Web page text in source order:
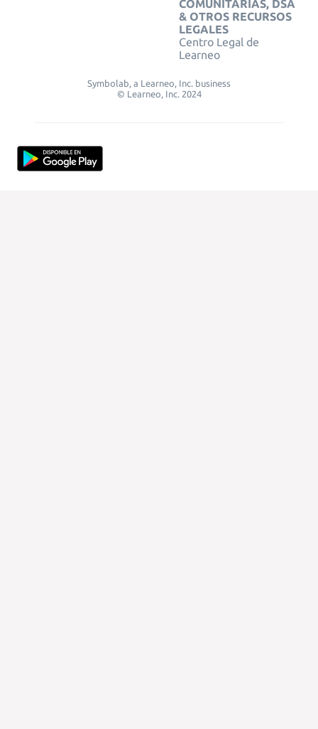
COMUNITARIAS, DSA
& OTROS RECURSOS
LEGALES
Centro Legal de
Learneo
Symbolab, a Learneo, Inc. business
© Learneo, Inc. 2024